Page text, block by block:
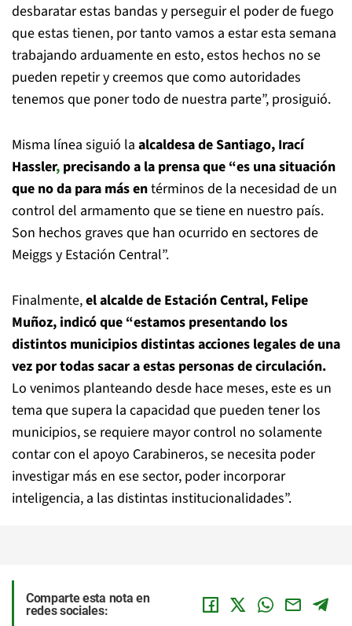
desbaratar estas bandas y perseguir el poder de fuego
que estas tienen, por tanto vamos a estar esta semana
trabajando arduamente en esto, estos hechos no se
pueden repetir y creemos que como autoridades
tenemos que poner todo de nuestra parte”, prosiguió.
Misma línea siguió la alcaldesa de Santiago, Irací
Hassler, precisando a la prensa que “es una situación
que no da para más entérminos de la necesidad de un
control del armamento que se tiene en nuestro país.
Son hechos graves que han ocurrido en sectores de
Meiggs y Estación Central”.
Finalmente,el alcalde de Estación Central, Felipe
Muñoz, indicó que “estamos presentando los
distintos municipios distintas acciones legales de una
vez por todas sacar a estas personas de circulación.
Lo venimos planteando desde hace meses, este es un
tema que supera la capacidad que pueden tener los
municipios, se requiere mayor control no solamente
contar con el apoyo Carabineros, se necesita poder
investigar más en ese sector, poder incorporar
inteligencia, a las distintas institucionalidades”.
Comparte esta nota en
redes sociales: